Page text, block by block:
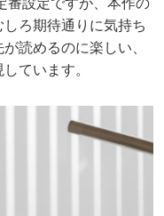
ろ期待通りに気持ち
読めるのに楽しい、
ています。